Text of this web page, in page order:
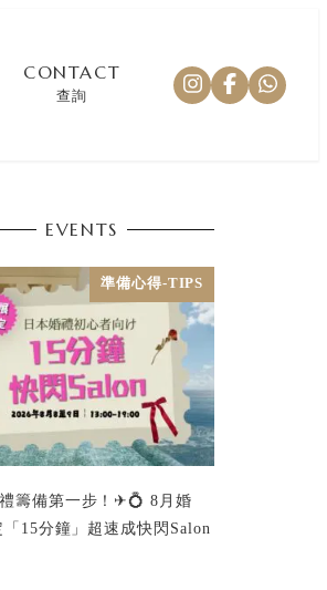
CONTACT
查詢
EVENTS
準備心得-TIPS
籌備第一步！✈💍 8月婚
「15分鐘」超速成快閃Salon